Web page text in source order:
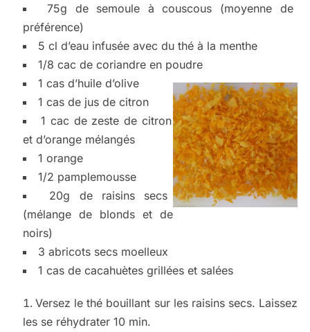
75g de semoule à couscous (moyenne de
préférence)
5 cl d’eau infusée avec du thé à la menthe
1/8 cac de coriandre en poudre
1 cas d’huile d’olive
1 cas de jus de citron
1 cac de zeste de citron
et d’orange mélangés
1 orange
1/2 pamplemousse
20g de raisins secs
(mélange de blonds et de
noirs)
3 abricots secs moelleux
1 cas de cacahuètes grillées et salées
Versez le thé bouillant sur les raisins secs. Laissez
les se réhydrater 10 min.